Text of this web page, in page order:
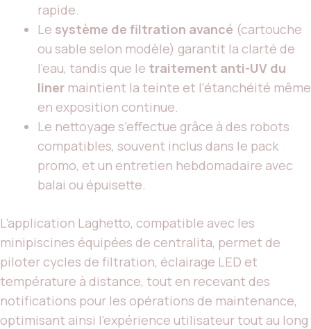
rapide.
Le système de filtration avancé (cartouche
ou sable selon modèle) garantit la clarté de
l’eau, tandis que le traitement anti-UV du
liner maintient la teinte et l’étanchéité même
en exposition continue.
Le nettoyage s’effectue grâce à des robots
compatibles, souvent inclus dans le pack
promo, et un entretien hebdomadaire avec
balai ou épuisette.
L’application Laghetto, compatible avec les
minipiscines équipées de centralita, permet de
piloter cycles de filtration, éclairage LED et
température à distance, tout en recevant des
notifications pour les opérations de maintenance,
optimisant ainsi l’expérience utilisateur tout au long